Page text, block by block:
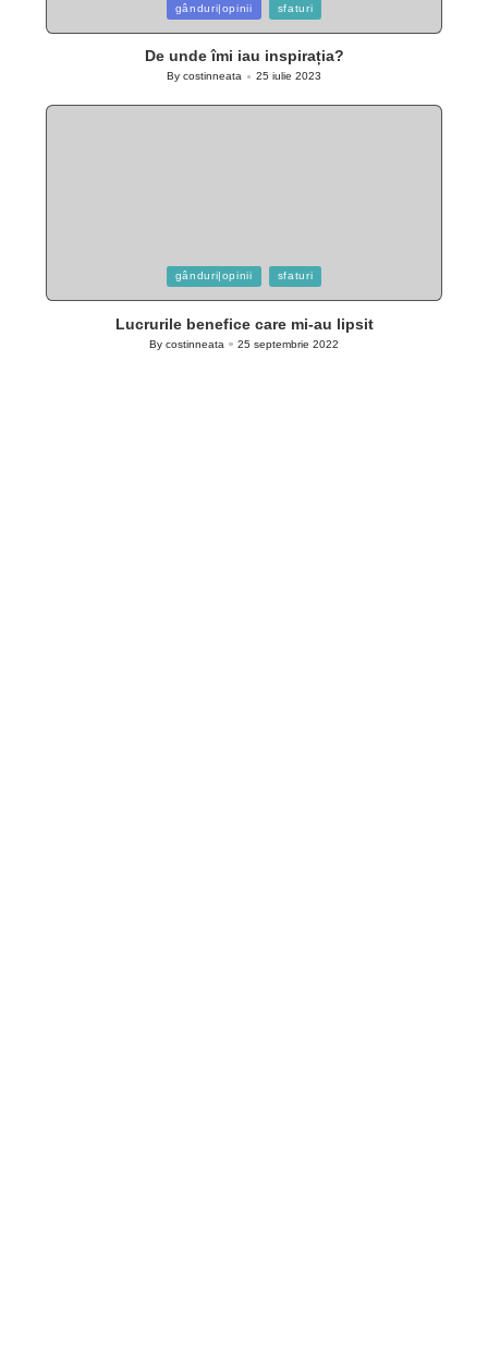
in
gânduri|opinii sfaturi
De unde îmi iau inspirația?
Posted
Bycostinneata 25 iulie 2023
in
gânduri|opinii sfaturi
Lucrurile benefice care mi-au lipsit
Posted
By costinneata 25 septembrie 2022